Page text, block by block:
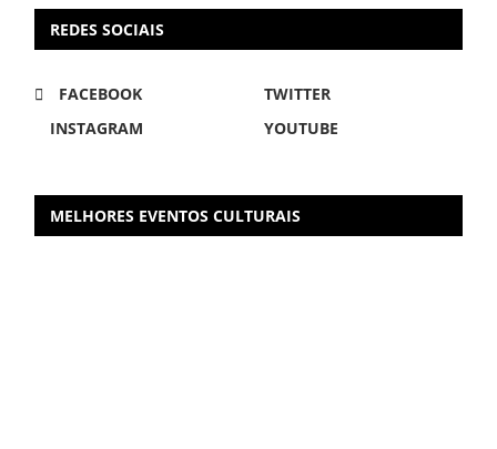
REDES SOCIAIS
FACEBOOK
TWITTER
INSTAGRAM
YOUTUBE
MELHORES EVENTOS CULTURAIS